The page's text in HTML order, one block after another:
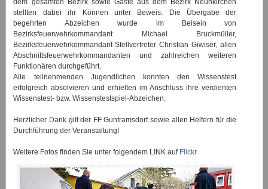
dem gesamten Bezirk sowie Gäste aus dem Bezirk Neunkirchen
stellten dabei ihr Können unter Beweis. Die Übergabe der
begehrten Abzeichen wurde im Beisein von
Bezirksfeuerwehrkommandant Michael Bruckmüller,
Bezirksfeuerwehrkommandant-Stellvertreter Christian Giwiser, allen
Abschnittsfeuerwehrkommandanten und zahlreichen weiteren
Funktionären durchgeführt.
Alle teilnehmenden Jugendlichen konnten den Wissenstest
erfolgreich absolvieren und erhielten im Anschluss ihre verdienten
Wissenstest- bzw. Wissenstestspiel-Abzeichen.
Herzlicher Dank gilt der FF Guntramsdorf sowie allen Helfern für die
Durchführung der Veranstaltung!
Weitere Fotos finden Sie unter folgendem LINK auf Flickr